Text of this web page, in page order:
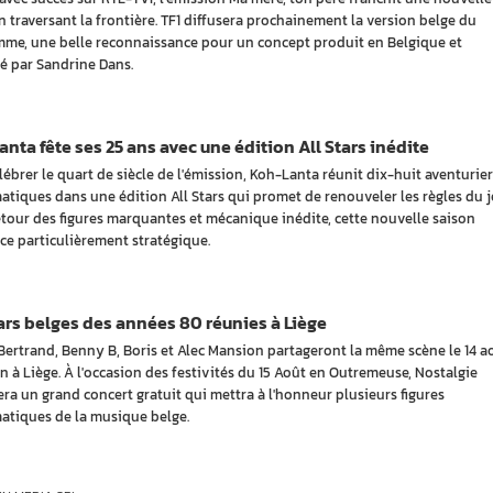
traversant la frontière. TF1 diffusera prochainement la version belge du
une belle reconnaissance pour un concept produit en Belgique et
par Sandrine Dans.
le quart de siècle de l'émission, Koh-Lanta réunit dix-huit
dans une édition All Stars qui promet de renouveler les règles du
des figures marquantes et mécanique inédite, cette nouvelle saison
particulièrement stratégique.
fête ses 25 ans avec une édition All Stars inédite
Benny B, Boris et Alec Mansion partageront la même scène le 14
à Liège. À l'occasion des festivités du 15 Août en Outremeuse, Nostalgie
un grand concert gratuit qui mettra à l'honneur plusieurs figures
de la musique belge.
belges des années 80 réunies à Liège